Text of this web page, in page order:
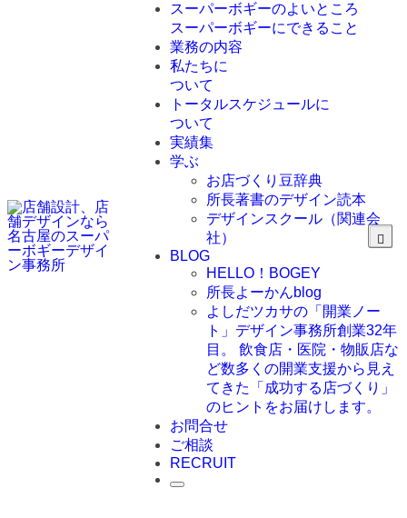
スーパーボギーのよいところ
スーパーボギーにできること
業務の内容
私たちに
ついて
トータルスケジュールに
ついて
実績集
学ぶ
お店づくり豆辞典
所長著書のデザイン読本
デザインスクール（関連会
社）
BLOG
HELLO！BOGEY
所長よーかんblog
よしだツカサの「開業ノー
ト」 デザイン事務所創業32年
目。 飲食店・医院・物販店な
ど数多くの開業支援から見え
てきた「成功する店づくり」
のヒントをお届けします。
お問合せ
ご相談
RECRUIT